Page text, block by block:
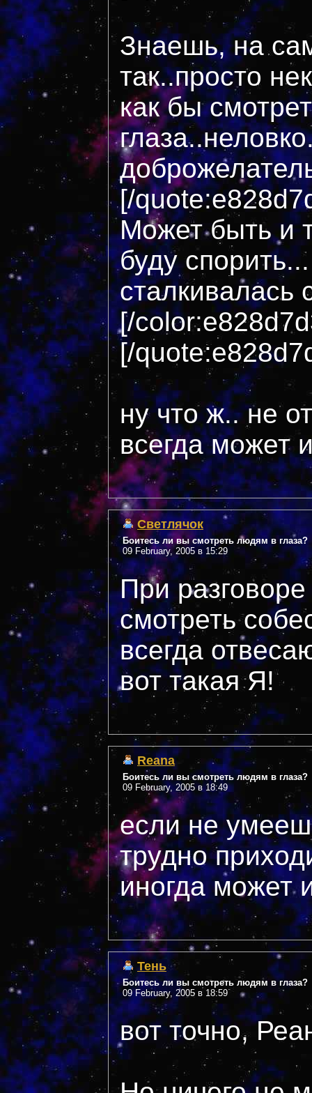
Знаешь, на
так..просто
как бы
[/
Может быть и
буду
сталкивалась
[/
[/
ну что ж.. не
всегда может
Светлячок
Боитесь ли вы смотреть людям в глаза?
09 February, 2005 в 15:29
При
смотреть
всегда
вот такая Я!
Reana
Боитесь ли вы смотреть людям в глаза?
09 February, 2005 в 18:49
если не
трудно
иногда может
Тень
Боитесь ли вы смотреть людям в глаза?
09 February, 2005 в 18:59
вот точно,